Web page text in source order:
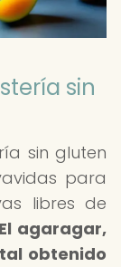
sin
sin gluten
para
libres de
El agaragar,
obtenido